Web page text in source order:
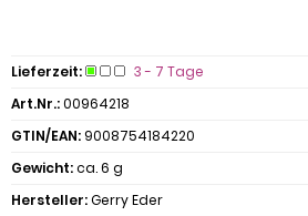
Lieferzeit:
3 - 7 Tage
Art.Nr.:00964218
GTIN/EAN: 9008754184220
Gewicht:ca. 6 g
Hersteller:Gerry Eder